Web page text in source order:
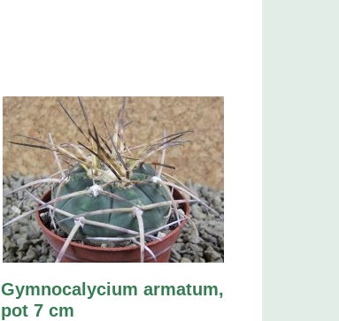
Gymnocalycium armatum,
pot 7 cm